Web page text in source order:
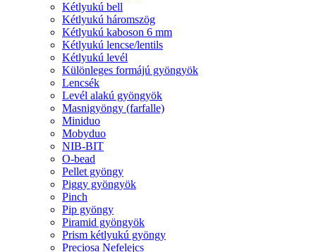
Kétlyukú bell
Kétlyukú háromszög
Kétlyukú kaboson 6 mm
Kétlyukú lencse/lentils
Kétlyukú levél
Különleges formájú gyöngyök
Lencsék
Levél alakú gyöngyök
Masnigyöngy (farfalle)
Miniduo
Mobyduo
NIB-BIT
O-bead
Pellet gyöngy
Piggy gyöngyök
Pinch
Pip gyöngy
Piramid gyöngyök
Prism kétlyukú gyöngy
Preciosa Nefelejcs